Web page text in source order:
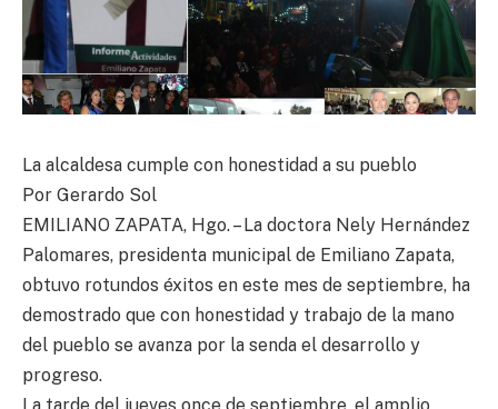
La alcaldesa cumple con honestidad a su pueblo
Por Gerardo Sol
EMILIANO ZAPATA, Hgo. – La doctora Nely Hernández
Palomares, presidenta municipal de Emiliano Zapata,
obtuvo rotundos éxitos en este mes de septiembre, ha
demostrado que con honestidad y trabajo de la mano
del pueblo se avanza por la senda el desarrollo y
progreso.